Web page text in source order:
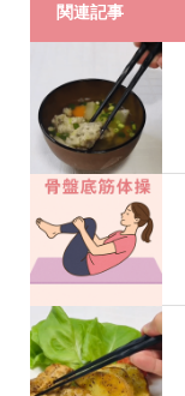
関連記事